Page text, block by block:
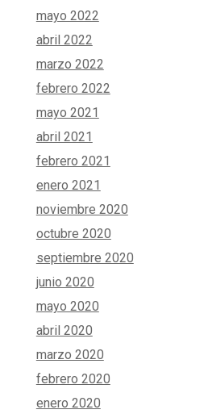
mayo 2022
abril 2022
marzo 2022
febrero 2022
mayo 2021
abril 2021
febrero 2021
enero 2021
noviembre 2020
octubre 2020
septiembre 2020
junio 2020
mayo 2020
abril 2020
marzo 2020
febrero 2020
enero 2020